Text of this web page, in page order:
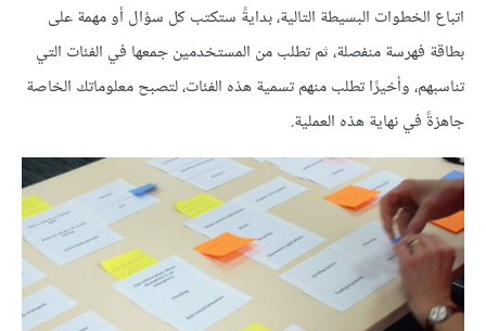
اتباع الخطوات البسيطة التالية، بدايةً ستكتب كل سؤال أو مهمة على
بطاقة فهرسة منفصلة، ثم تطلب من المستخدمين جمعها في الفئات التي
تناسبهم، وأخيرًا تطلب منهم تسمية هذه الفئات، لتصبح معلوماتك الخاصة
جاهزةً في نهاية هذه العملية.